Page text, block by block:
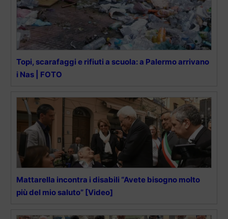
Topi, scarafaggi e rifiuti a scuola: a Palermo arrivano
i Nas | FOTO
Mattarella incontra i disabili “Avete bisogno molto
più del mio saluto” [Video]